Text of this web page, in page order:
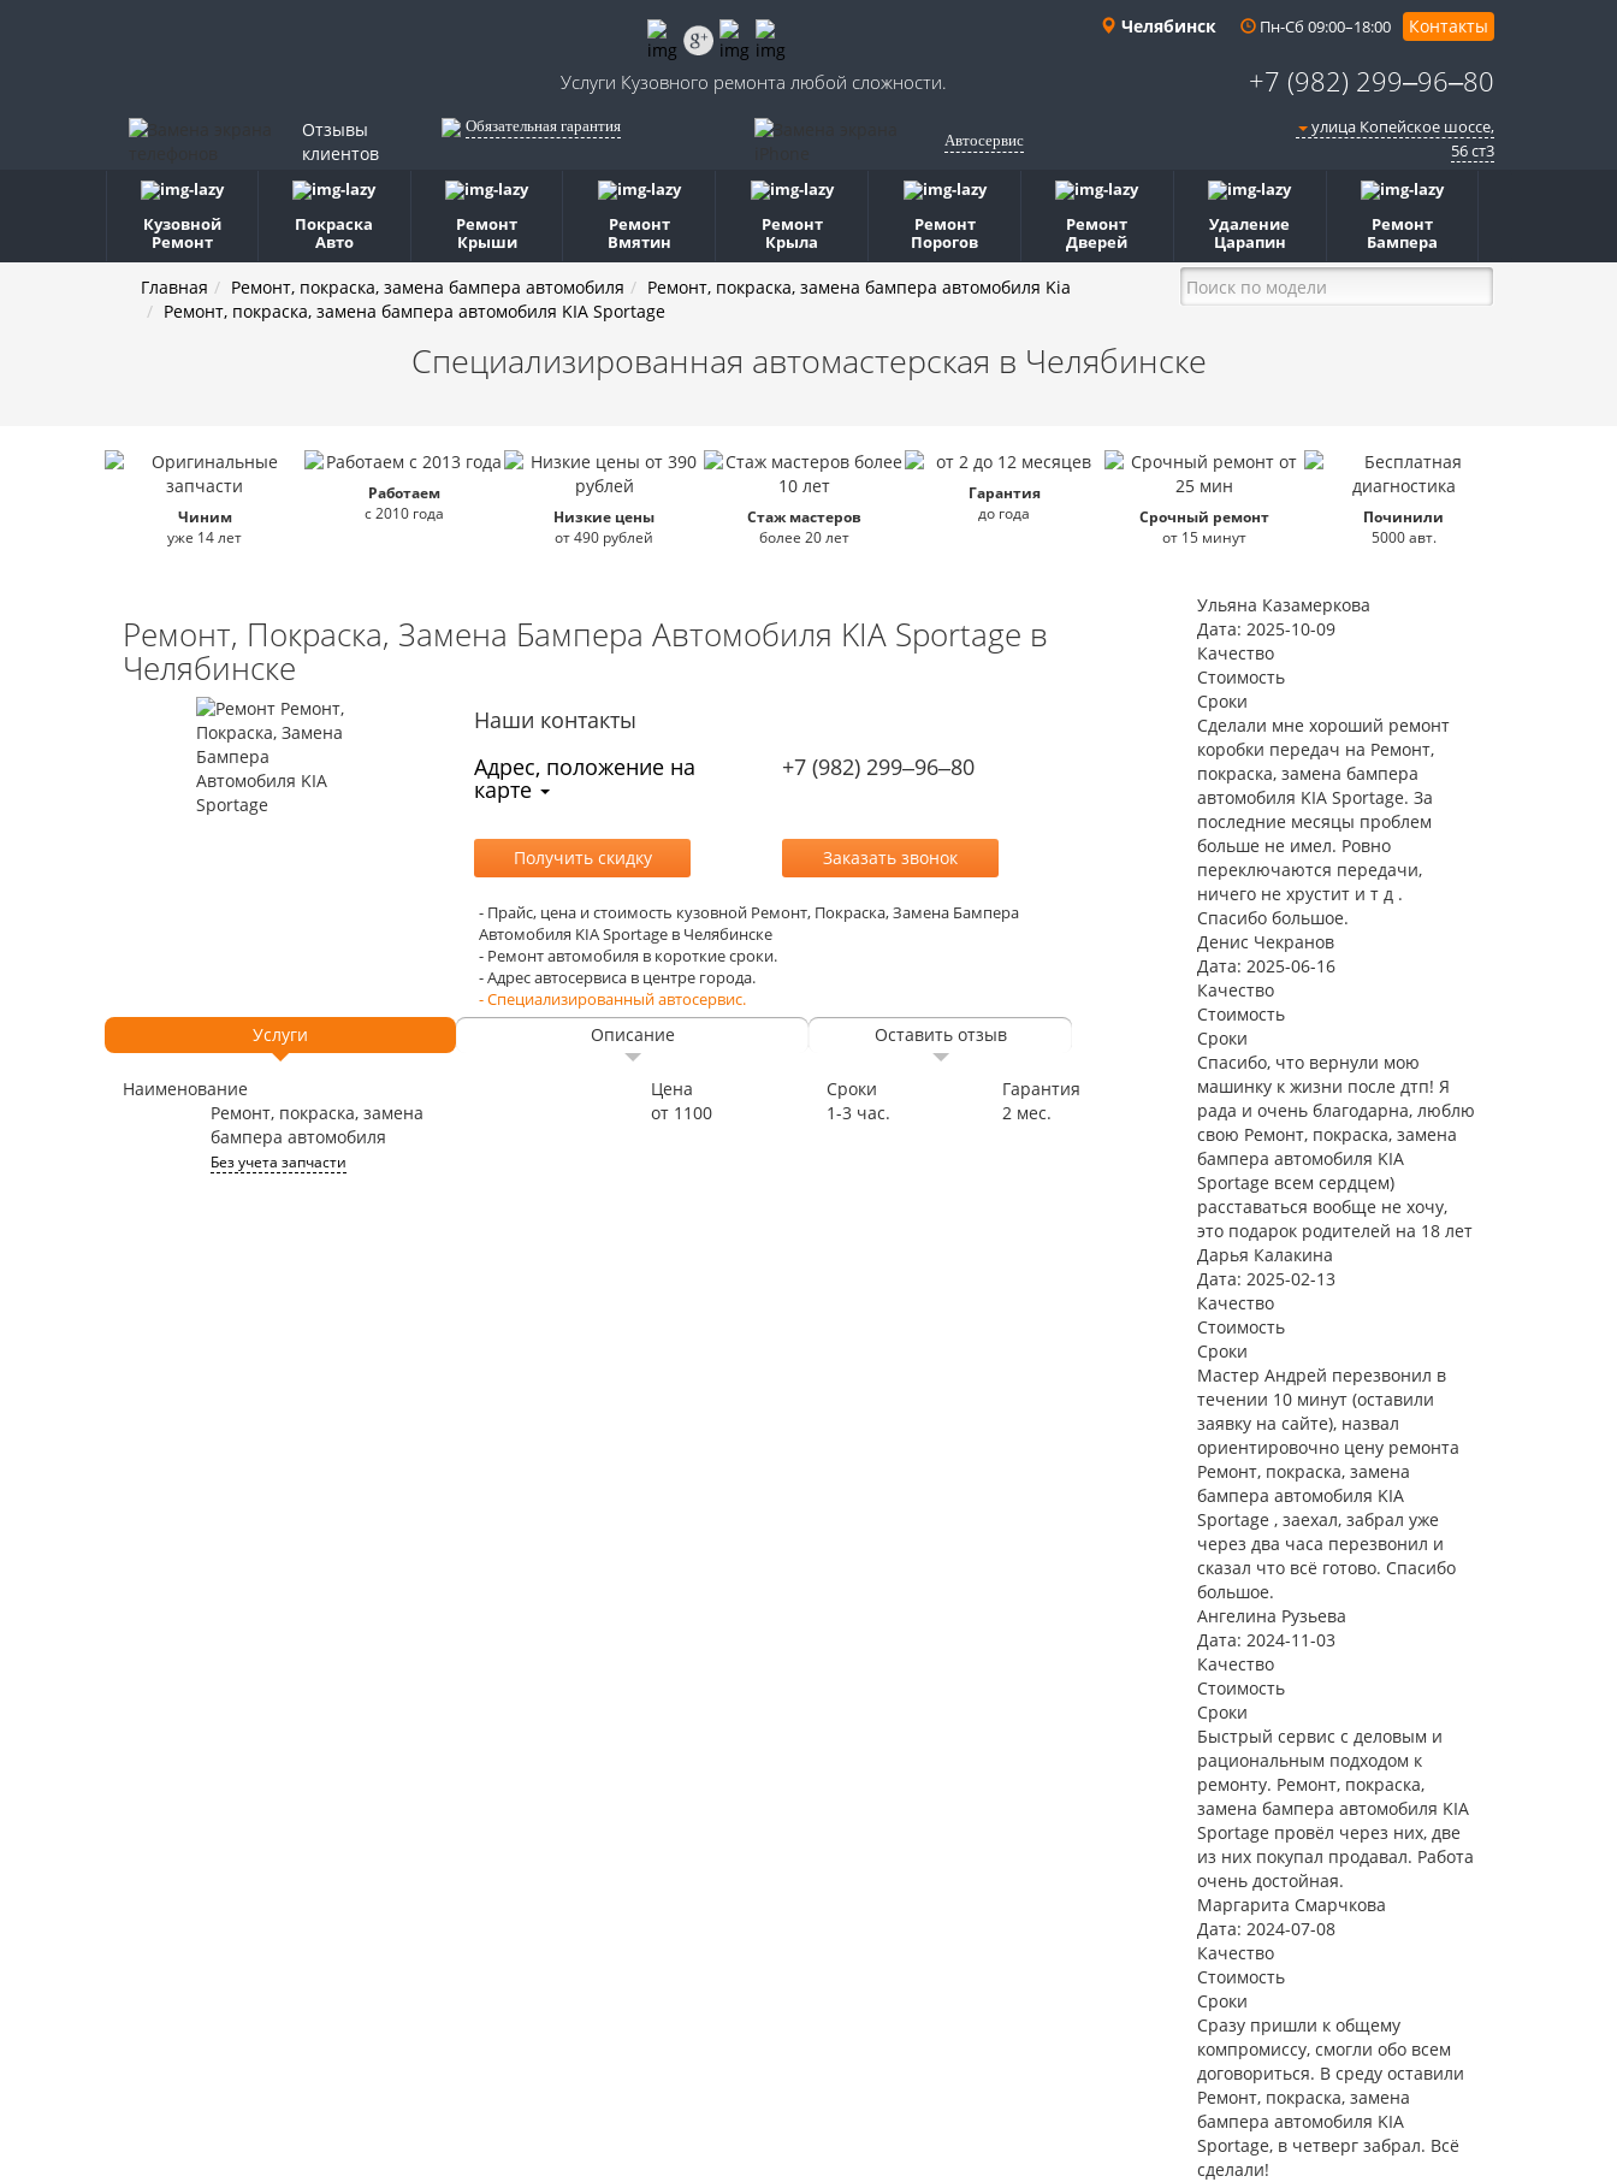
Челябинск Пн-Сб 09:00–18:00 Контакты
Услуги Кузовного ремонта любой сложности. +7 (982) 299‒96‒80
Отзывы
клиентов
Обязательная гарантия
Автосервис
улица Копейское шоссе,
56 ст3​
Кузовной
Ремонт
Покраска
Авто
Ремонт
Крыши
Ремонт
Вмятин
Ремонт
Крыла
Ремонт
Порогов
Ремонт
Дверей
Удаление
Царапин
Ремонт
Бампера
Главная Ремонт, покраска, замена бампера автомобиля
Ремонт, покраска, замена бампера автомобиля Kia
Ремонт, покраска, замена бампера автомобиля KIA Sportage
Специализированная автомастерская в Челябинске
Чиним
уже 14 лет
Работаем
с 2010 года
Низкие цены
от 490 рублей
Стаж мастеров
более 20 лет
Гарантия
до года
Срочный ремонт
от 15 минут
Починили
5000 авт.
Ремонт, Покраска, Замена Бампера Автомобиля KIA Sportage в
Челябинске
Наши контакты
Адрес, положение на
карте
+7 (982) 299‒96‒80
- Прайс, цена и стоимость кузовной Ремонт, Покраска, Замена Бампера
Автомобиля KIA Sportage в Челябинске
- Ремонт автомобиля в короткие сроки.
- Адрес автосервиса в центре города.
- Специализированный автосервис.
Услуги Описание Оставить отзыв
Наименование Цена Сроки
Гарантия
Ремонт, покраска, замена
бампера автомобиля
Без учета запчасти
от 1100 1-3 час. 2 мес.
Ульяна Казамеркова
Дата: 2025-10-09
Качество
Стоимость
Сроки
Сделали мне хороший ремонт
коробки передач на Ремонт,
покраска, замена бампера
автомобиля KIA Sportage. За
последние месяцы проблем
больше не имел. Ровно
переключаются передачи,
ничего не хрустит и т д .
Спасибо большое.
Денис Чекранов
Дата: 2025-06-16
Качество
Стоимость
Сроки
Спасибо, что вернули мою
машинку к жизни после дтп! Я
рада и очень благодарна, люблю
свою Ремонт, покраска, замена
бампера автомобиля KIA
Sportage всем сердцем)
расставаться вообще не хочу,
это подарок родителей на 18 лет
Дарья Калакина
Дата: 2025-02-13
Качество
Стоимость
Сроки
Мастер Андрей перезвонил в
течении 10 минут (оставили
заявку на сайте), назвал
ориентировочно цену ремонта
Ремонт, покраска, замена
бампера автомобиля KIA
Sportage , заехал, забрал уже
через два часа перезвонил и
сказал что всё готово. Спасибо
большое.
Ангелина Рузьева
Дата: 2024-11-03
Качество
Стоимость
Сроки
Быстрый сервис с деловым и
рациональным подходом к
ремонту. Ремонт, покраска,
замена бампера автомобиля KIA
Sportage провёл через них, две
из них покупал продавал. Работа
очень достойная.
Маргарита Смарчкова
Дата: 2024-07-08
Качество
Стоимость
Сроки
Сразу пришли к общему
компромиссу, смогли обо всем
договориться. В среду оставили
Ремонт, покраска, замена
бампера автомобиля KIA
Sportage, в четверг забрал. Всё
сделали!